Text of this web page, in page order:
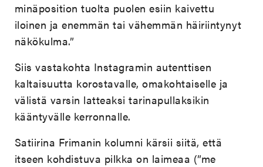
minäposition tuolta puolen esiin kaivettu
iloinen ja enemmän tai vähemmän häiriintynyt
näkökulma.”
Siis vastakohta Instagramin autenttisen
kaltaisuutta korostavalle, omakohtaiselle ja
välistä varsin latteaksi tarinapullaksikin
kääntyvälle kerronnalle.
Satiirina Frimanin kolumni kärsii siitä, että
itseen kohdistuva pilkka on laimeaa (”me